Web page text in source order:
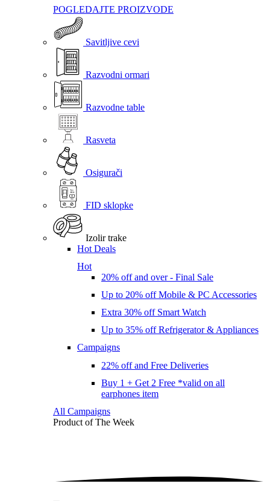
POGLEDAJTE PROIZVODE
Savitljive cevi
Razvodni ormari
Razvodne table
Rasveta
Osigurači
FID sklopke
Izolir trake
Hot Deals
Hot
20% off and over - Final Sale
Up to 20% off Mobile & PC Accessories
Extra 30% off Smart Watch
Up to 35% off Refrigerator & Appliances
Campaigns
22% off and Free Deliveries
Buy 1 + Get 2 Free *valid on all
earphones item
All Campaigns
Product of The Week